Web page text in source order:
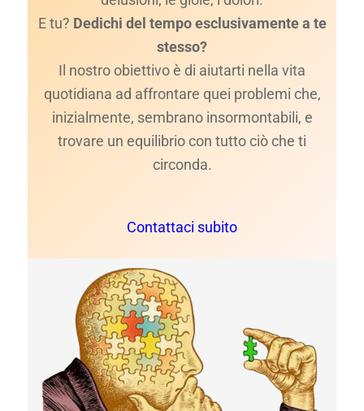
E tu? Dedichi del tempo esclusivamente a te
stesso?
Il nostro obiettivo è di aiutarti nella vita
quotidiana ad affrontare quei problemi che,
inizialmente, sembrano insormontabili, e
trovare un equilibrio con tutto ciò che ti
circonda.
Contattaci subito